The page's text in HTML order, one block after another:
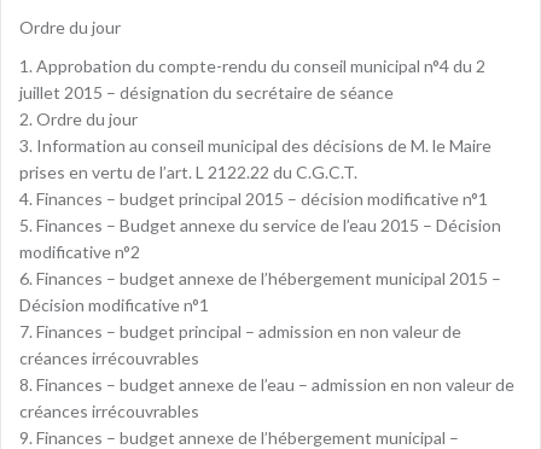
Ordre du jour
1. Approbation du compte-rendu du conseil municipal n°4 du 2
juillet 2015 – désignation du secrétaire de séance
2. Ordre du jour
3. Information au conseil municipal des décisions de M. le Maire
prises en vertu de l’art. L 2122.22 du C.G.C.T.
4. Finances – budget principal 2015 – décision modificative n°1
5. Finances – Budget annexe du service de l’eau 2015 – Décision
modificative n°2
6. Finances – budget annexe de l’hébergement municipal 2015 –
Décision modificative n°1
7. Finances – budget principal – admission en non valeur de
créances irrécouvrables
8. Finances – budget annexe de l’eau – admission en non valeur de
créances irrécouvrables
9. Finances – budget annexe de l’hébergement municipal –